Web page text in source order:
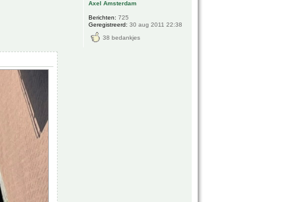
Axel Amsterdam
Berichten: 725
Geregistreerd: 30 aug 2011 22:38
38 bedankjes